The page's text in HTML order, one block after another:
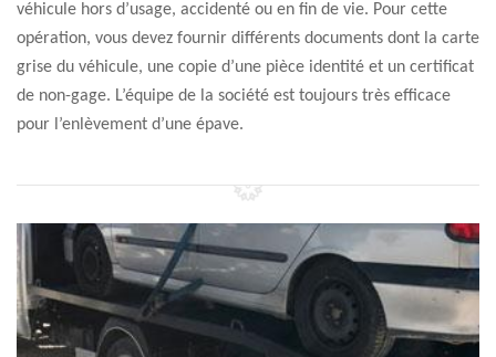
véhicule hors d’usage, accidenté ou en fin de vie. Pour cette
opération, vous devez fournir différents documents dont la carte
grise du véhicule, une copie d’une pièce identité et un certificat
de non-gage. L’équipe de la société est toujours très efficace
pour l’enlèvement d’une épave.